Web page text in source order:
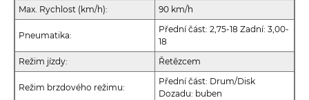
Max. Rychlost (km/h):
90 km/h
Pneumatika:
Přední část: 2,75-18 Zadní: 3,00-
18
Režim jízdy:
Řetězcem
Režim brzdového režimu:
Přední část: Drum/Disk
Dozadu: buben